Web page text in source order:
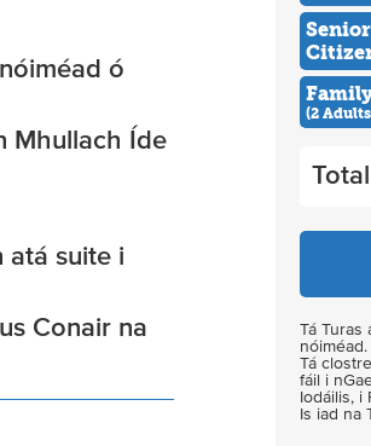
ó
Mhullach Íde
atá suite i
Conair na
Senior
(2
Tá Turas
nóiméad.
Tá
fáil i
Iodáilis, i
Is iad na